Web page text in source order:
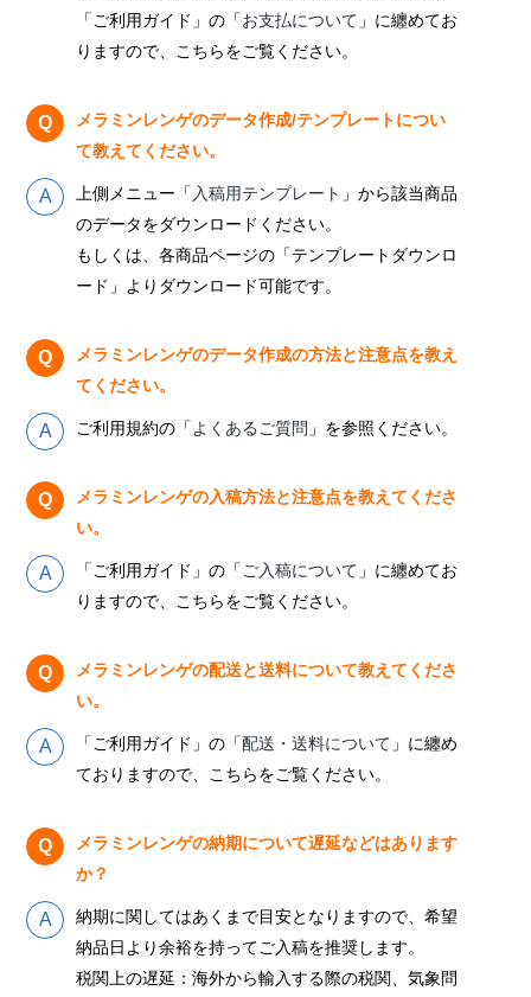
「ご利用ガイド」の「お支払について 」に纏めてお
りますので、こちらをご覧ください。
メラミンレンゲのデータ作成/テンプレートについ
て教えてください。
上側メニュー「 入稿用テンプレート 」から該当商品
のデータをダウンロードください。
もしくは、各商品ページの「テンプレートダウンロ
ード」よりダウンロード可能です。
メラミンレンゲのデータ作成の方法と注意点を教え
てください。
ご利用規約の「 よくあるご質問 」を参照ください。
メラミンレンゲの入稿方法と注意点を教えてくださ
い。
「ご利用ガイド」の「 ご入稿について 」に纏めてお
りますので、こちらをご覧ください。
メラミンレンゲの配送と送料について教えてくださ
い。
「ご利用ガイド」の「配送・送料について 」に纏め
ておりますので、こちらをご覧ください。
メラミンレンゲの納期について遅延などはあります
か？
納期に関してはあくまで目安となりますので、希望
納品日より余裕を持ってご入稿を推奨します。
税関上の遅延：海外から輸入する際の税関、気象問